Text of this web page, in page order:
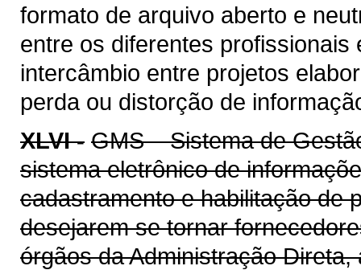
formato de arquivo aberto e
entre os diferentes
intercâmbio entre projetos
perda ou distorção de
XLVI - GMS – Sistema de
sistema eletrônico de
cadastramento e habilitação de
desejarem se tornar
órgãos da Administração